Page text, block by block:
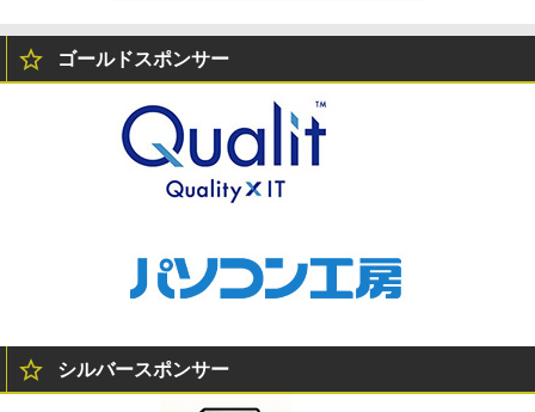
ゴールドスポンサー
シルバースポンサー